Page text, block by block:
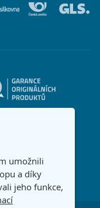
umožnili
a díky
jeho funkce,